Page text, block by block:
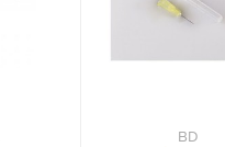
BD